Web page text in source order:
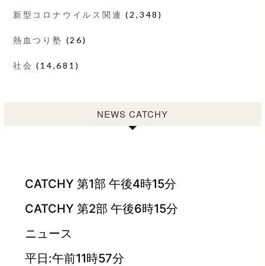
新型コロナウイルス関連 (2,348)
熱血つり塾 (26)
社会 (14,681)
NEWS CATCHY
CATCHY 第1部 午後4時15分
CATCHY 第2部 午後6時15分
ニュース
平日:午前11時57分